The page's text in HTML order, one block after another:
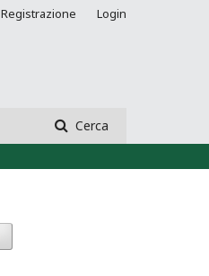
Cerca
Registrazione Login